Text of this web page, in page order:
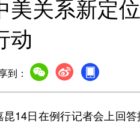
关系新定
动
到：
日在例行记者会上回答